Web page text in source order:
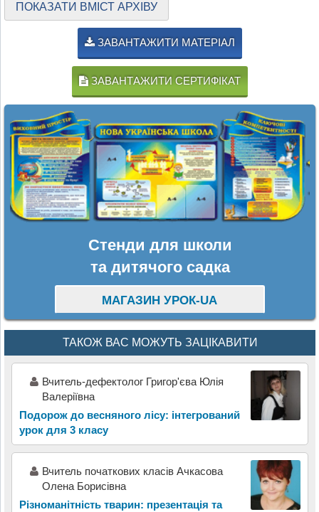
ПОКАЗАТИ ВМІСТ АРХІВУ
ЗАВАНТАЖИТИ МАТЕРІАЛ
ЗАВАНТАЖИТИ СЕРТИФІКАТ
Стенди для школи
та дитячого садка
МАГАЗИН УРОК-UA
ТАКОЖ ВАС МОЖУТЬ ЗАЦІКАВИТИ
Вчитель-дефектолог Григор'єва Юлія
Валеріївна
Подорож до весняного лісу: інтегрований
урок для 3 класу
Вчитель початкових класів Ачкасова
Олена Борисівна
Різноманітність тварин: презентація та